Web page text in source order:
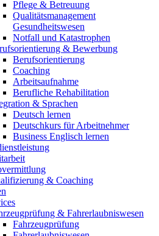
Pflege & Betreuung
Qualitätsmanagement
Gesundheitswesen
Notfall und Katastrophen
& Bewerbung
Berufsorientierung
Coaching
Arbeitsaufnahme
Berufliche Rehabilitation
& Sprachen
Deutsch lernen
Deutschkurs für Arbeitnehmer
Business Englisch lernen
& Coaching
& Fahrerlaubniswesen
Fahrzeugprüfung